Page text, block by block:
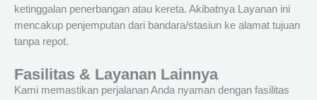
ketinggalan penerbangan atau kereta. Akibatnya Layanan ini
mencakup penjemputan dari bandara/stasiun ke alamat tujuan
tanpa repot.
Fasilitas & Layanan Lainnya
Kami memastikan perjalanan Anda nyaman dengan fasilitas